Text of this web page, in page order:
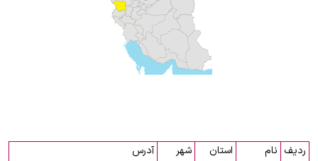
ردیف نام استان شهر
آدرس